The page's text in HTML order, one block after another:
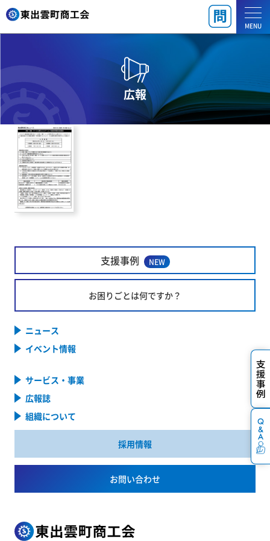
MENU
広報
支援事例 NEW
お困りごとは何ですか？
ニュース
イベント情報
サービス・事業
広報誌
組織について
採用情報
お問い合わせ